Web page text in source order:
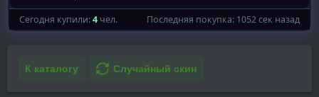
К каталогу Случайный скин